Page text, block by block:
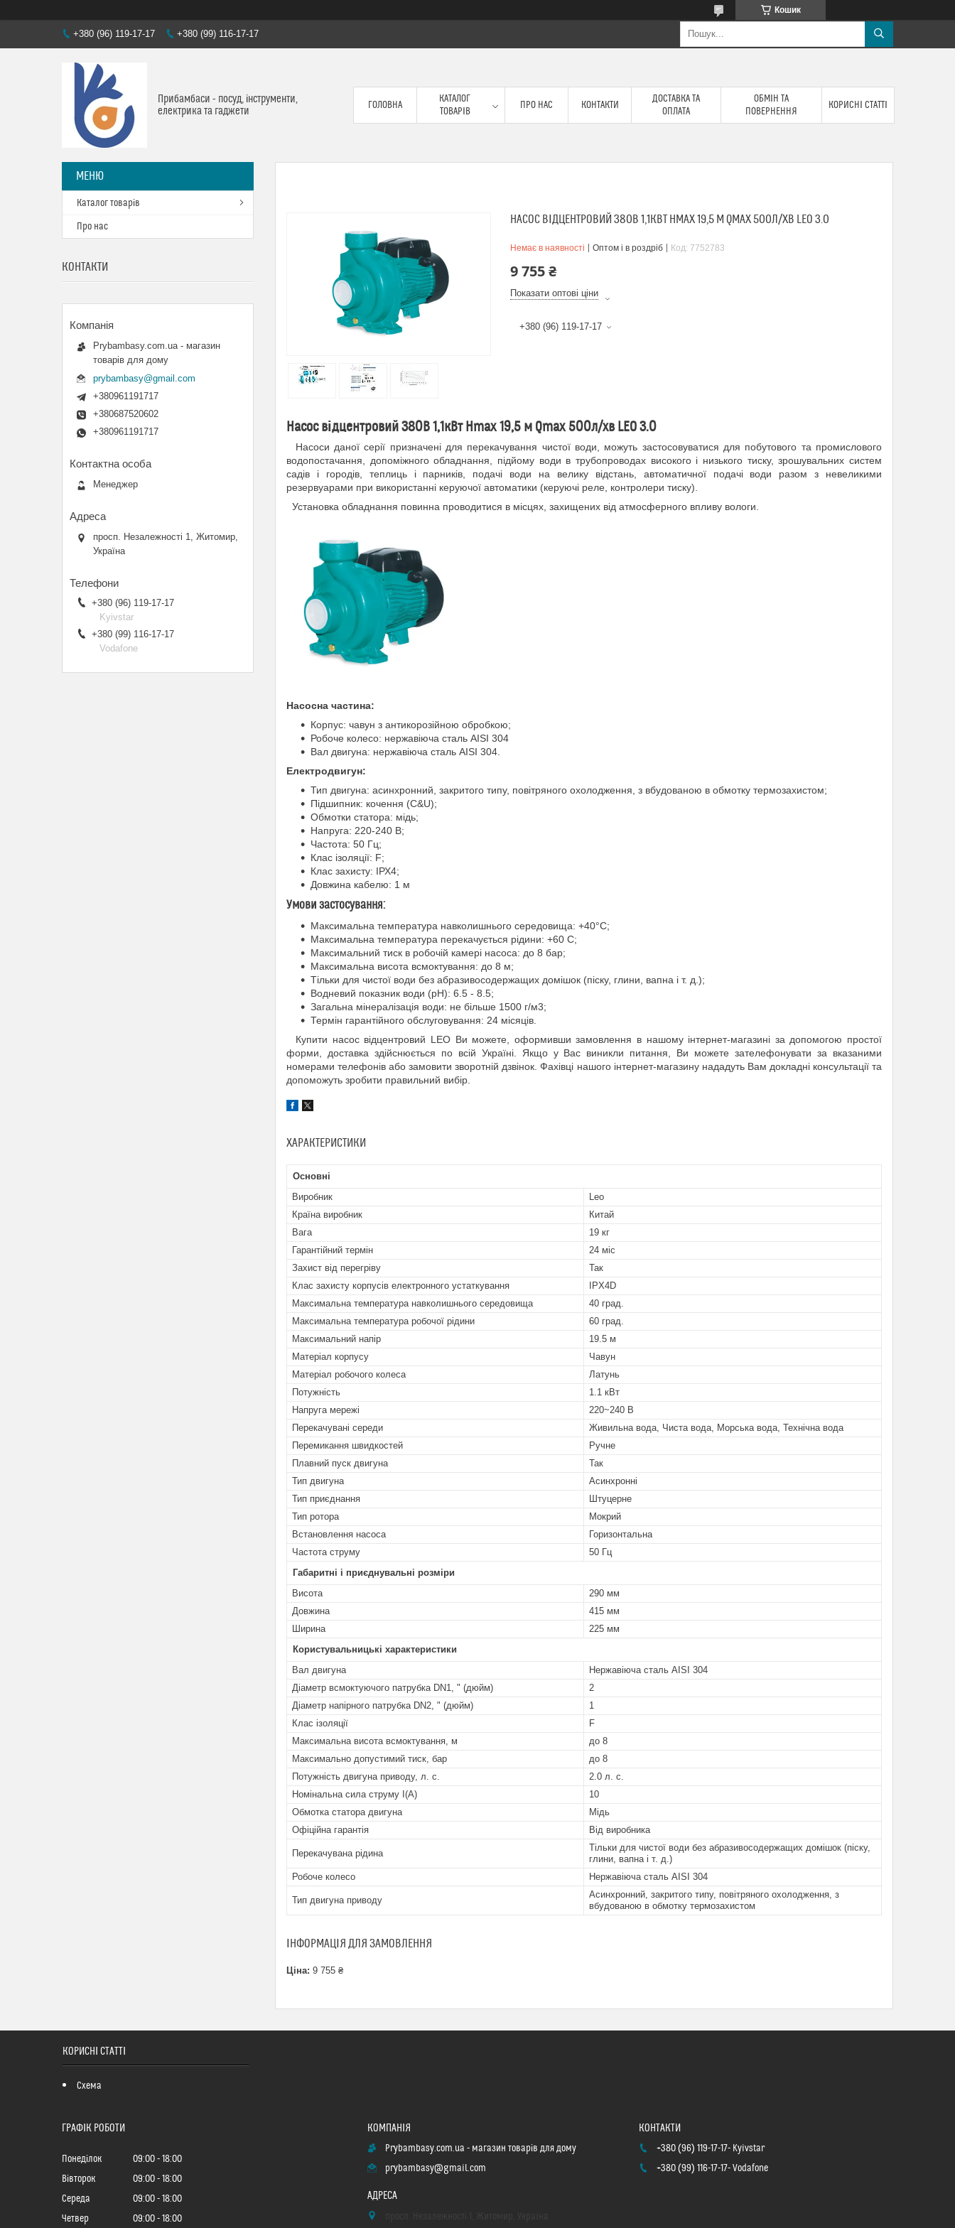
Кошик
+380 (96) 119-17-17 +380 (99) 116-17-17
Прибамбаси - посуд, інструменти,
електрика та гаджети
ГОЛОВНА
КАТАЛОГ
ТОВАРІВ
ПРО НАС КОНТАКТИ
ДОСТАВКА ТА
ОПЛАТА
ОБМІН ТА
ПОВЕРНЕННЯ
КОРИСНІ СТАТТІ
НАСОС ВІДЦЕНТРОВИЙ 380В 1,1КВТ HMAX 19,5 М QMAX 500Л/ХВ LEO 3.0
Немає в наявності Оптом і в роздріб Код: 7752783
9 755 ₴
Показати оптові ціни
+380 (96) 119-17-17
Насос відцентровий 380В 1,1кВт Hmax 19,5 м Qmax 500л/хв LEO 3.0
Насоси даної серії призначені для перекачування чистої води, можуть застосовуватися для побутового та промислового
водопостачання, допоміжного обладнання, підйому води в трубопроводах високого і низького тиску, зрошувальних систем
садів і городів, теплиць і парників, подачі води на велику відстань, автоматичної подачі води разом з невеликими
резервуарами при використанні керуючої автоматики (керуючі реле, контролери тиску).
Установка обладнання повинна проводитися в місцях, захищених від атмосферного впливу вологи.
Насосна частина:
Корпус: чавун з антикорозійною обробкою;
Робоче колесо: нержавіюча сталь AISI 304
Вал двигуна: нержавіюча сталь AISI 304.
Електродвигун:
Тип двигуна: асинхронний, закритого типу, повітряного охолодження, з вбудованою в обмотку термозахистом;
Підшипник: кочення (C&U);
Обмотки статора: мідь;
Напруга: 220-240 В;
Частота: 50 Гц;
Клас ізоляції: F;
Клас захисту: ІРХ4;
Довжина кабелю: 1 м
Умови застосування:
Максимальна температура навколишнього середовища: +40°C;
Максимальна температура перекачується рідини: +60 C;
Максимальний тиск в робочій камері насоса: до 8 бар;
Максимальна висота всмоктування: до 8 м;
Тільки для чистої води без абразивосодержащих домішок (піску, глини, вапна і т. д.);
Водневий показник води (pH): 6.5 - 8.5;
Загальна мінералізація води: не більше 1500 г/м3;
Термін гарантійного обслуговування: 24 місяців.
Купити насос відцентровий LEO Ви можете, оформивши замовлення в нашому інтернет-магазині за допомогою простої
форми, доставка здійснюється по всій Україні. Якщо у Вас виникли питання, Ви можете зателефонувати за вказаними
номерами телефонів або замовити зворотній дзвінок. Фахівці нашого інтернет-магазину нададуть Вам докладні консультації та
допоможуть зробити правильний вибір.
ХАРАКТЕРИСТИКИ
Основні
Виробник
Leo
Країна виробник
Китай
Вага
19 кг
Гарантійний термін
24 міс
Захист від перегріву
Так
Клас захисту корпусів електронного устаткування
IPX4D
Максимальна температура навколишнього середовища
40 град.
Максимальна температура робочої рідини
60 град.
Максимальний напір
19.5 м
Матеріал корпусу
Чавун
Матеріал робочого колеса
Латунь
Потужність
1.1 кВт
Напруга мережі
220~240 В
Перекачувані середи
Живильна вода, Чиста вода, Морська вода, Технічна вода
Перемикання швидкостей
Ручне
Плавний пуск двигуна
Так
Тип двигуна
Асинхронні
Тип приєднання
Штуцерне
Тип ротора
Мокрий
Встановлення насоса
Горизонтальна
Частота струму
50 Гц
Габаритні і приєднувальні розміри
Висота
290 мм
Довжина
415 мм
Ширина
225 мм
Користувальницькі характеристики
Вал двигуна
Нержавіюча сталь AISI 304
Діаметр всмоктуючого патрубка DN1, " (дюйм)
2
Діаметр напірного патрубка DN2, " (дюйм)
1
Клас ізоляції
F
Максимальна висота всмоктування, м
до 8
Максимально допустимий тиск, бар
до 8
Потужність двигуна приводу, л. с.
2.0 л. с.
Номінальна сила струму I(А)
10
Обмотка статора двигуна
Мідь
Офіційна гарантія
Від виробника
Перекачувана рідина
Тільки для чистої води без абразивосодержащих домішок (піску,
глини, вапна і т. д.)
Робоче колесо
Нержавіюча сталь AISI 304
Тип двигуна приводу
Асинхронний, закритого типу, повітряного охолодження, з
вбудованою в обмотку термозахистом
ІНФОРМАЦІЯ ДЛЯ ЗАМОВЛЕННЯ
Ціна: 9 755 ₴
Каталог товарів
Про нас
КОНТАКТИ
Prybambasy.com.ua - магазин
товарів для дому
prybambasy@gmail.com
+380961191717
+380687520602
+380961191717
Менеджер
просп. Незалежності 1, Житомир,
Україна
+380 (96) 119-17-17
Kyivstar
+380 (99) 116-17-17
Vodafone
КОРИСНІ СТАТТІ
Схема
ГРАФІК РОБОТИ
Понеділок 09:00
18:00
Вівторок
09:00
18:00
Середа
09:00
18:00
Четвер
09:00 18:00
Prybambasy.com.ua - магазин товарів для дому
prybambasy@gmail.com
+380 (96) 119-17-17 Kyivstar
+380 (99) 116-17-17 Vodafone